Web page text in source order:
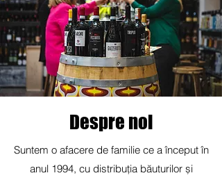
Despre noi
Suntem o afacere de familie ce a început în
anul 1994, cu distribuția băuturilor și